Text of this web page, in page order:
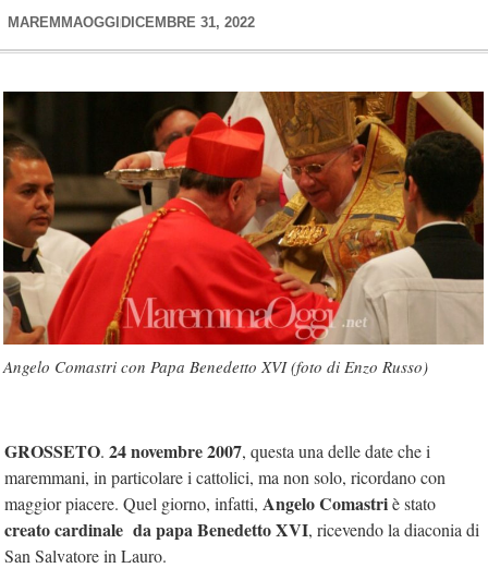
MAREMMAOGGI DICEMBRE 31, 2022
Angelo Comastri con Papa Benedetto XVI (foto di Enzo Russo)
GROSSETO. 24 novembre 2007, questa una delle date che i
maremmani, in particolare i cattolici, ma non solo, ricordano con
maggior piacere. Quel giorno, infatti, Angelo Comastriè stato
creato cardinale da papa Benedetto XVI, ricevendo la diaconia di
San Salvatore in Lauro.